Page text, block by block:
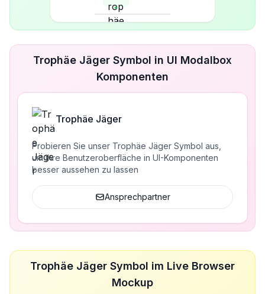
Trophäe Jäger Symbol in UI Modalbox
Komponenten
Trophäe Jäger
Probieren Sie unser Trophäe Jäger Symbol aus,
um Ihre Benutzeroberfläche in UI-Komponenten
besser aussehen zu lassen
Ansprechpartner
Trophäe Jäger Symbol im Live Browser
Mockup